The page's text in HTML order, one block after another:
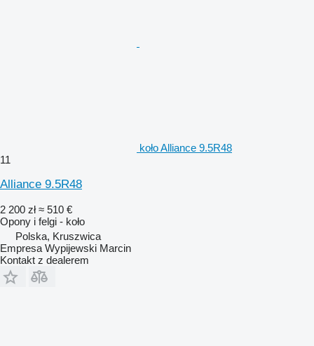
koło Alliance 9.5R48
11
Alliance 9.5R48
2 200 zł ≈ 510 €
Opony i felgi - koło
Polska, Kruszwica
Empresa Wypijewski Marcin
Kontakt z dealerem